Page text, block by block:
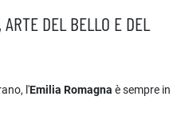
DEL BELLO E DEL
l'Emilia Romagna è sempre in